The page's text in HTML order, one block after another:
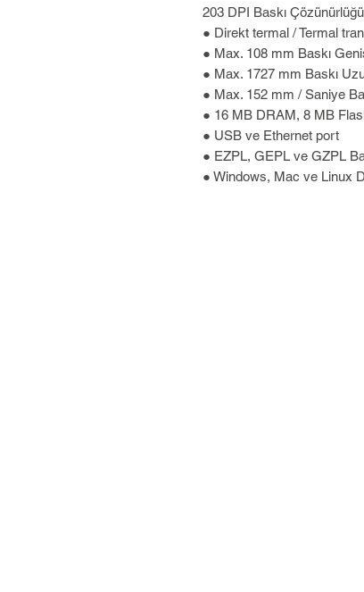
203 DPI Baskı Çözünürlüğü
● Direkt termal / Termal
● Max. 108 mm Baskı
● Max. 1727 mm Baskı
● Max. 152 mm / Saniye
● 16 MB DRAM, 8 MB
● USB ve Ethernet port
● EZPL, GEPL ve GZPL
● Windows, Mac ve Linux